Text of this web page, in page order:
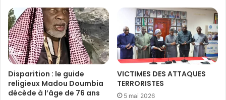
Disparition : le guide
religieux Madou Doumbia
décède à l’âge de 76 ans
VICTIMES DES ATTAQUES
TERRORISTES
5 mai 2026